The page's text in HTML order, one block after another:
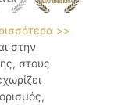
>>
στην
στους